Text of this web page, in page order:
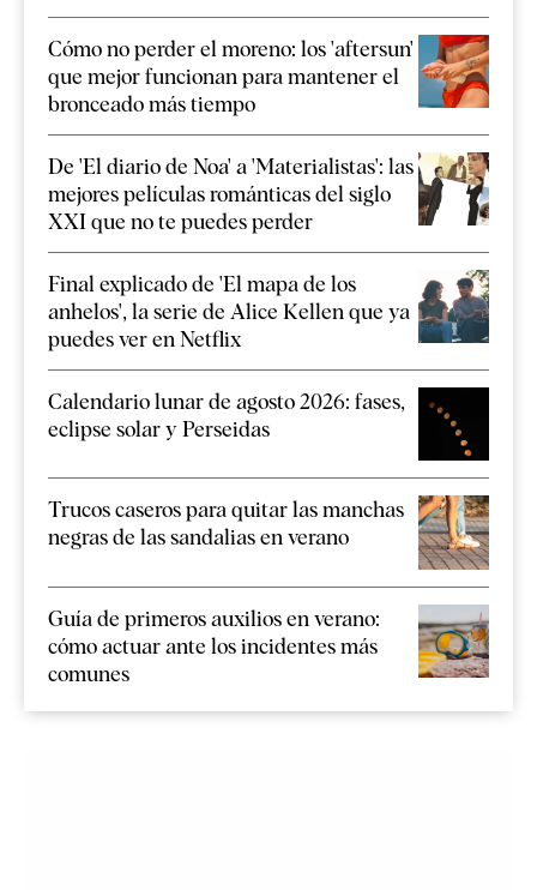
Cómo no perder el moreno: los 'aftersun'
que mejor funcionan para mantener el
bronceado más tiempo
De 'El diario de Noa' a 'Materialistas': las
mejores películas románticas del siglo
XXI que no te puedes perder
Final explicado de 'El mapa de los
anhelos', la serie de Alice Kellen que ya
puedes ver en Netflix
Calendario lunar de agosto 2026: fases,
eclipse solar y Perseidas
Trucos caseros para quitar las manchas
negras de las sandalias en verano
Guía de primeros auxilios en verano:
cómo actuar ante los incidentes más
comunes